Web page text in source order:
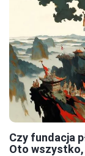
Czy fundacja
Oto